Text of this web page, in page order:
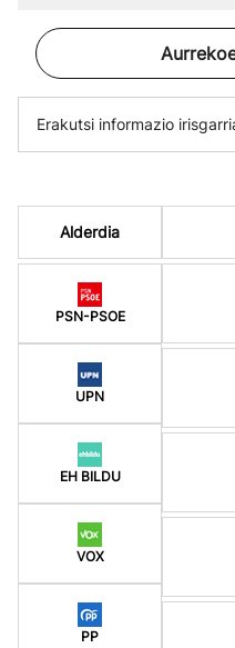
Erakutsi informazio
Alderdia
PSN-PSOE
UPN
EH BILDU
VOX
PP